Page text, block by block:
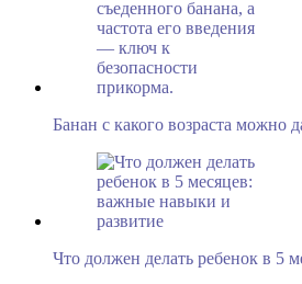
Банан с какого возраста можно
Что должен делать ребенок в 5